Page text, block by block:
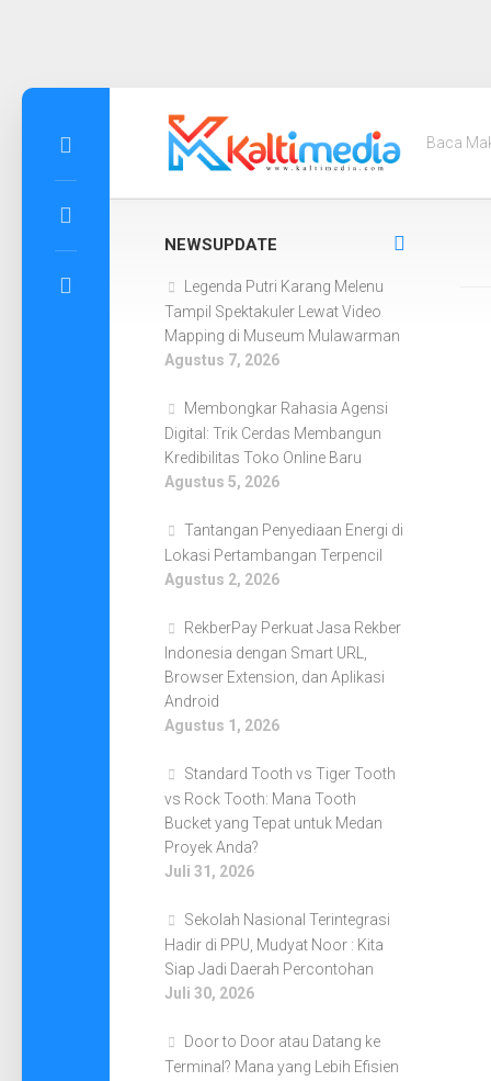
Skip
Baca
NEWSUPDATE
Legenda Putri Karang Melenu
Tampil Spektakuler Lewat Video
Mapping di Museum Mulawarman
Agustus 7, 2026
Membongkar Rahasia Agensi
Digital: Trik Cerdas Membangun
Kredibilitas Toko Online Baru
Agustus 5, 2026
Tantangan Penyediaan Energi di
Lokasi Pertambangan Terpencil
Agustus 2, 2026
RekberPay Perkuat Jasa Rekber
Indonesia dengan Smart URL,
Browser Extension, dan Aplikasi
Android
Agustus 1, 2026
Standard Tooth vs Tiger Tooth
vs Rock Tooth: Mana Tooth
Bucket yang Tepat untuk Medan
Proyek Anda?
Juli 31, 2026
Sekolah Nasional Terintegrasi
Hadir di PPU, Mudyat Noor : Kita
Siap Jadi Daerah Percontohan
Juli 30, 2026
Door to Door atau Datang ke
Terminal? Mana yang Lebih Efisien